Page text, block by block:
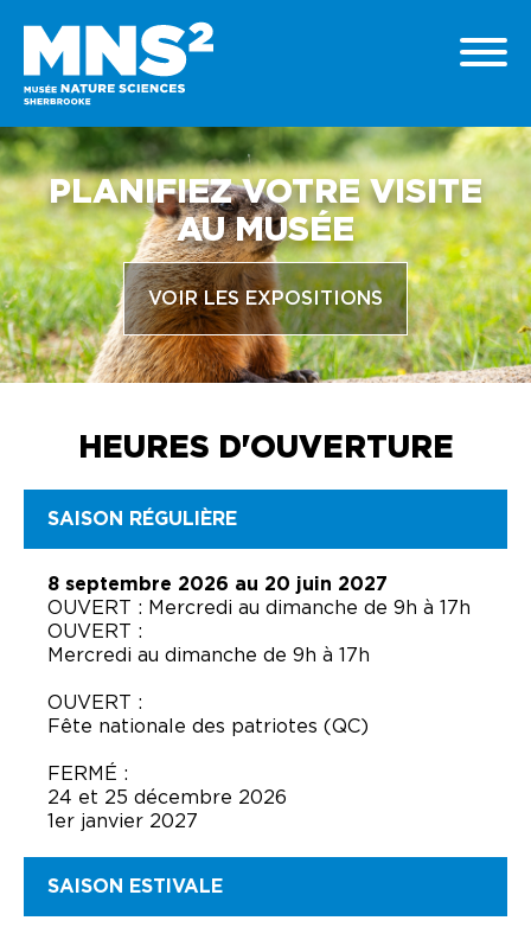
PLANIFIEZ VOTRE VISITE
AU MUSÉE
VOIR LES EXPOSITIONS
HEURES D'OUVERTURE
SAISON RÉGULIÈRE
8 septembre 2026 au 20 juin 2027
OUVERT : Mercredi au dimanche de 9h à 17h
OUVERT :
Mercredi au dimanche de 9h à 17h
OUVERT :
Fête nationale des patriotes (QC)
FERMÉ :
24 et 25 décembre 2026
1er janvier 2027
SAISON ESTIVALE